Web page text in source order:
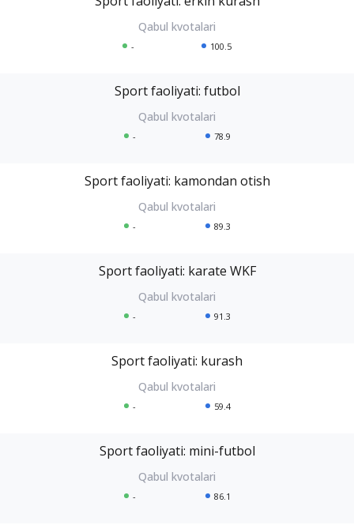
- 100.5
Sport faoliyati: futbol
- 78.9
Sport faoliyati: kamondan otish
- 89.3
Sport faoliyati: karate WKF
- 91.3
Sport faoliyati: kurash
- 59.4
Sport faoliyati: mini-futbol
- 86.1